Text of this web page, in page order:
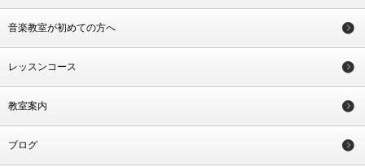
音楽教室が初めての方へ
レッスンコース
教室案内
ブログ